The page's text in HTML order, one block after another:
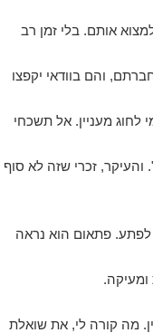
אותם. בלי זמן רב
והם בוודאי יקפצו
מעניין. אל תשכחי
והעיקר, זכרי שזה לא סוף
פתאום הוא נראה
מה קורה לי, את שואלת